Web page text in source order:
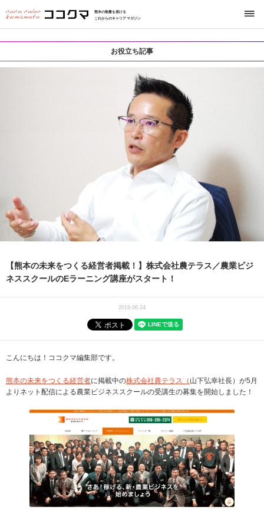
熊本の熱量を届ける
これからのキャリアマガジン
お役立ち記事
【熊本の未来をつくる経営者掲載！】株式会社農テラス／農業ビジ
ネススクールのEラーニング講座がスタート！
2019.06.24
こんにちは！ココクマ編集部です。
熊本の未来をつくる経営者に掲載中の株式会社農テラス（ 山下弘幸社長）が5月
よりネット配信による農業ビジネススクールの受講生の募集を開始しました！